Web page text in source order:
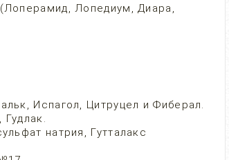
Лопедиум, Диара,
Испагол, Цитруцел и Фиберал.
натрия, Гутталакс